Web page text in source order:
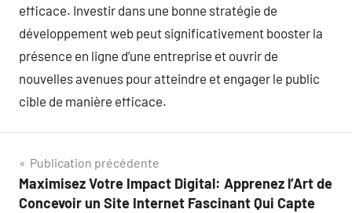
efficace. Investir dans une bonne stratégie de
développement web peut significativement booster la
présence en ligne d’une entreprise et ouvrir de
nouvelles avenues pour atteindre et engager le public
cible de manière efficace.
Navigation
de
Publication précédente
Maximisez Votre Impact Digital: Apprenez l’Art de
Concevoir un Site Internet Fascinant Qui Capte